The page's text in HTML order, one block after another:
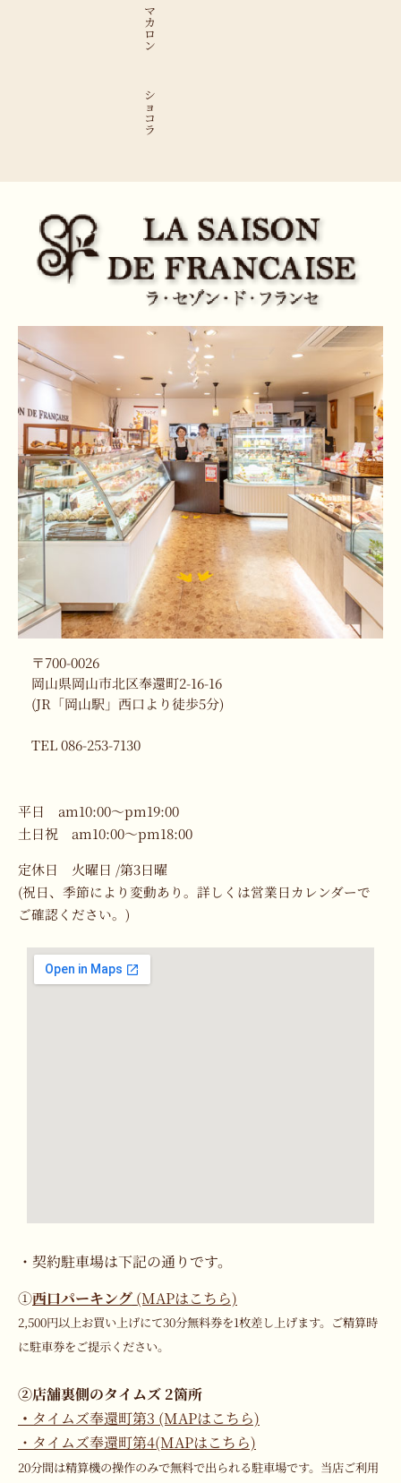
マ
カ
ロ
ン
シ
ョ
コ
ラ
〒700-0026
岡山県岡山市北区奉還町2-16-16
(JR「岡山駅」西口より徒歩5分)
TEL 086-253-7130
平日 am10:00～pm19:00
土日祝 am10:00～pm18:00
定休日 火曜日 /第3日曜
(祝日、季節により変動あり。詳しくは営業日カレンダーで
ご確認ください。)
・契約駐車場は下記の通りです。
①西口パーキング (MAPはこちら)
2,500円以上お買い上げにて30分無料券を1枚差し上げます。ご精算時
に駐車券をご提示ください。
②店舗裏側のタイムズ 2箇所
・ タイムズ奉還町第3 (MAPはこちら)
・タイムズ奉還町第4(MAPはこちら)
20分間は精算機の操作のみで無料で出られる駐車場です。当店ご利用